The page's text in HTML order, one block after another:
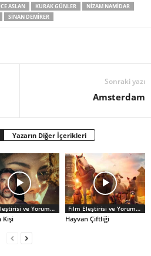
ASLAN KURAK GÜNLER
NIZAM NAMIDAR
SINAN DEMIRER
Sonraki yazı
Amsterdam
Yazarın Diğer İçerikleri
Film Eleştirisi ve Yorumlar
Kişi
Film Eleştirisi ve Yorumlar
Hayvan Çiftliği